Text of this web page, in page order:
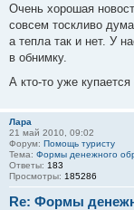
Очень хорошая
совсем тоскливо
а тепла так и нет. У
в обнимку.
А кто-то уже купается
Лара
21 май 2010, 09:02
Форум: Помощь туристу
Тема: Формы денежного
Ответы: 183
Просмотры: 185286
Re: Формы